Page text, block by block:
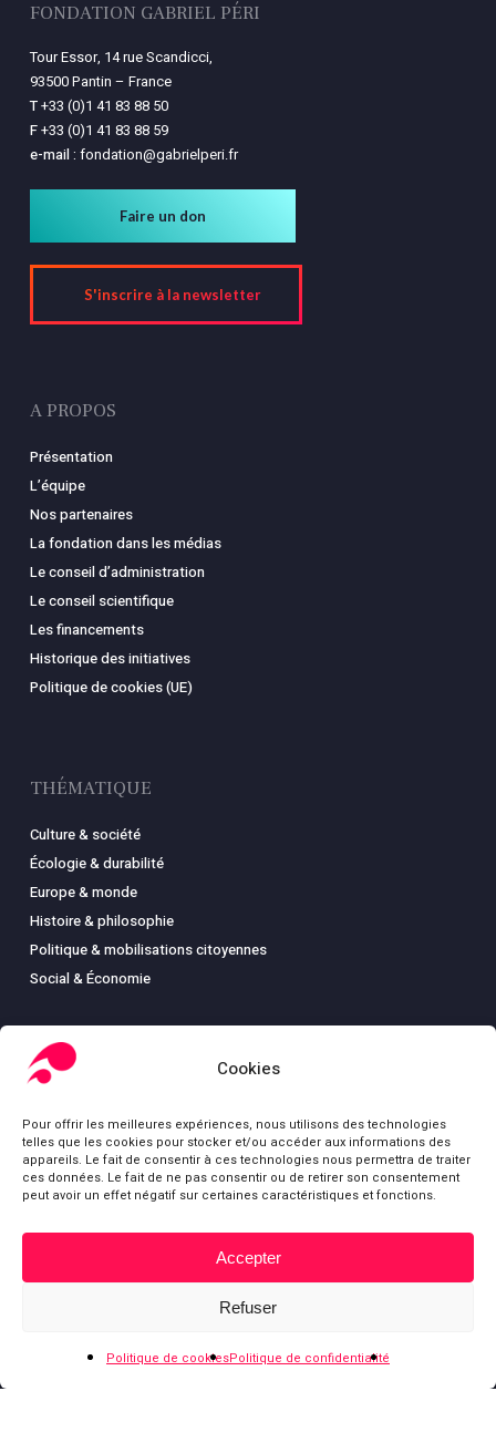
Cookies
Pour offrir les meilleures expériences, nous utilisons des technologies
telles que les cookies pour stocker et/ou accéder aux informations des
appareils. Le fait de consentir à ces technologies nous permettra de traiter
ces données. Le fait de ne pas consentir ou de retirer son consentement
peut avoir un effet négatif sur certaines caractéristiques et fonctions.
Accepter
Refuser
Politique de cookiesPolitique de confidentialité
FONDATION GABRIEL PÉRI
Tour Essor, 14 rue Scandicci,
93500 Pantin – France
T+33 (0)1 41 83 88 50
F+33 (0)1 41 83 88 59
e-mail : fondation@gabrielperi.fr
Faire un don
S'inscrire à la newsletter
A PROPOS
Présentation
L’équipe
Nos partenaires
La fondation dans les médias
Le conseil d’administration
Le conseil scientifique
Les financements
Historique des initiatives
Politique de cookies (UE)
THÉMATIQUE
Culture & société
Écologie & durabilité
Europe & monde
Histoire & philosophie
Politique & mobilisations citoyennes
Social & Économie
LIBRAIRIE
Boutique
Carte
Mon compte
© Fondation Gabriel Péri